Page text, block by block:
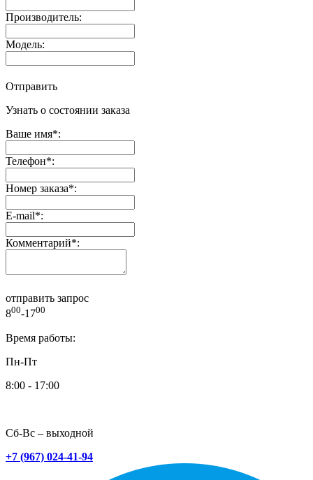
Производитель:
Модель:
Отправить
Узнать о состоянии заказа
Ваше имя*:
Телефон*:
Номер заказа*:
E-mail*:
Комментарий*:
отправить запрос
800-1700
Время работы:
Пн-Пт
8:00 - 17:00
Сб-Вс – выходной
+7 (967) 024-41-94